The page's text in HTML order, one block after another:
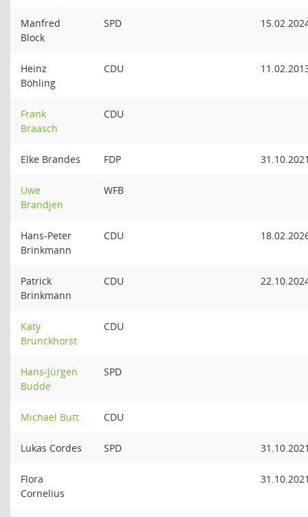
Manfred
Block
SPD
Heinz
Böhling
CDU
Frank
Braasch
CDU
Elke Brandes FDP
Uwe
Brandjen
WFB
Hans-Peter
Brinkmann
CDU
Patrick
Brinkmann
CDU
Katy
Brunckhorst
CDU
Hans-Jürgen
Budde
SPD
Michael Butt CDU
Lukas Cordes SPD
Flora
Cornelius